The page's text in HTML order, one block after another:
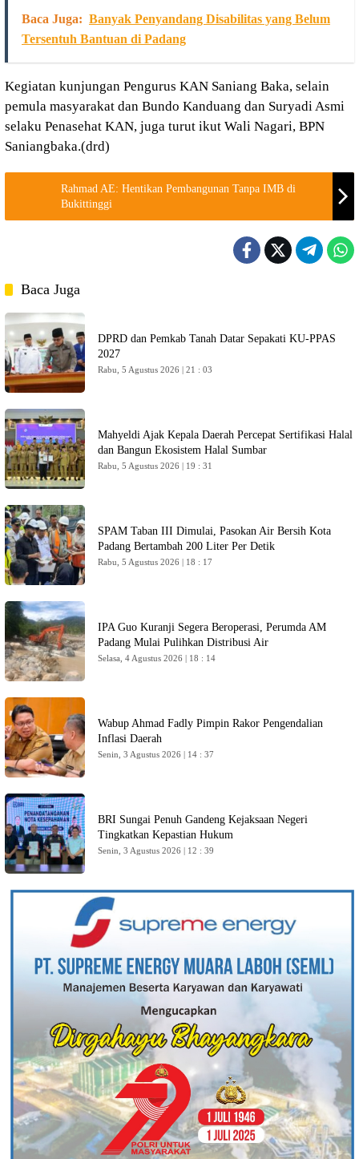
Baca Juga: Banyak Penyandang Disabilitas yang Belum
Tersentuh Bantuan di Padang
Kegiatan kunjungan Pengurus KAN Saniang Baka, selain
pemula masyarakat dan Bundo Kanduang dan Suryadi Asmi
selaku Penasehat KAN, juga turut ikut Wali Nagari, BPN
Saniangbaka.(drd)
Rahmad AE: Hentikan Pembangunan Tanpa IMB di
Bukittinggi
Baca Juga
DPRD dan Pemkab Tanah Datar Sepakati KU-PPAS
2027
Rabu, 5 Agustus 2026 | 21 : 03
Mahyeldi Ajak Kepala Daerah Percepat Sertifikasi Halal
dan Bangun Ekosistem Halal Sumbar
Rabu, 5 Agustus 2026 | 19 : 31
SPAM Taban III Dimulai, Pasokan Air Bersih Kota
Padang Bertambah 200 Liter Per Detik
Rabu, 5 Agustus 2026 | 18 : 17
IPA Guo Kuranji Segera Beroperasi, Perumda AM
Padang Mulai Pulihkan Distribusi Air
Selasa, 4 Agustus 2026 | 18 : 14
Wabup Ahmad Fadly Pimpin Rakor Pengendalian
Inflasi Daerah
Senin, 3 Agustus 2026 | 14 : 37
BRI Sungai Penuh Gandeng Kejaksaan Negeri
Tingkatkan Kepastian Hukum
Senin, 3 Agustus 2026 | 12 : 39